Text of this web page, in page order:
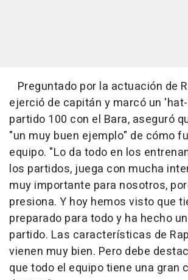
Preguntado por la actuación de
ejerció de capitán y marcó un
partido 100 con el Bara, aseguró
"un muy buen ejemplo" de cómo
equipo. "Lo da todo en los
los partidos, juega con mucha
muy importante para nosotros,
presiona. Y hoy hemos visto que
preparado para todo y ha hecho
partido. Las características de
vienen muy bien. Pero debe
que todo el equipo tiene una gran